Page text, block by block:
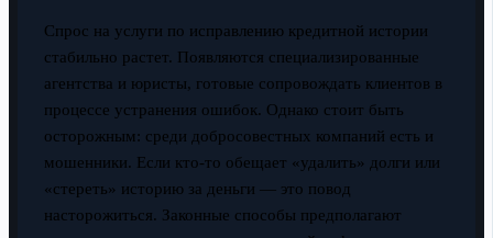
Спрос на услуги по исправлению кредитной истории
стабильно растет. Появляются специализированные
агентства и юристы, готовые сопровождать клиентов в
процессе устранения ошибок. Однако стоит быть
осторожным: среди добросовестных компаний есть и
мошенники. Если кто-то обещает «удалить» долги или
«стереть» историю за деньги — это повод
насторожиться. Законные способы предполагают